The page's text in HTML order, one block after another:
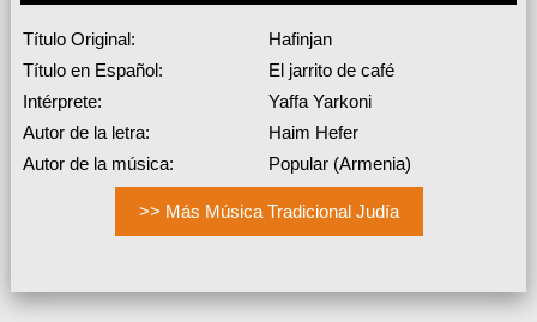
Título Original:
Hafinjan
Título en Español:
El jarrito de café
Intérprete:
Yaffa Yarkoni
Autor de la letra:
Haim Hefer
Autor de la música:
Popular (Armenia)
>> Más Música Tradicional Judía